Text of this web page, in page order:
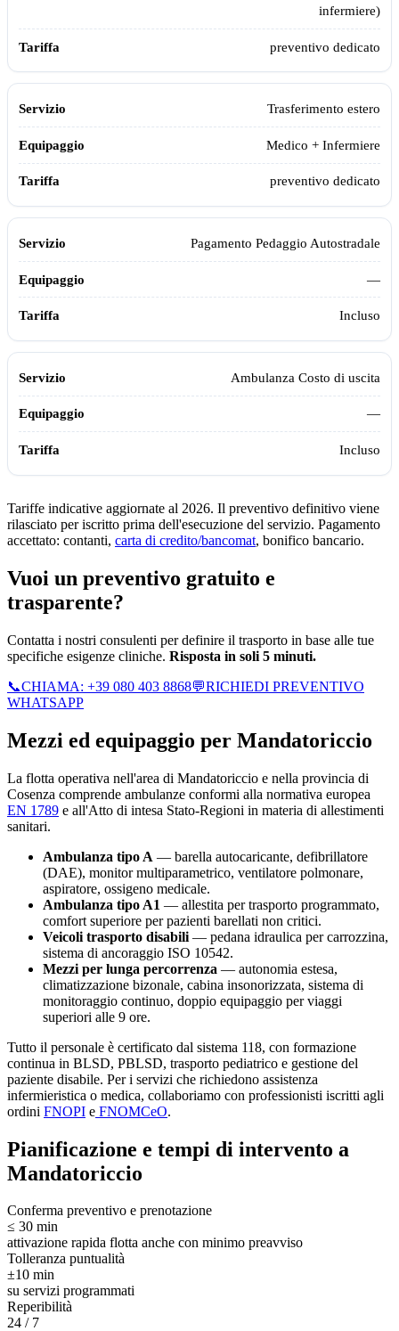
infermiere)
preventivo dedicato
Trasferimento estero
Medico + Infermiere
preventivo dedicato
Pagamento Pedaggio Autostradale
—
Incluso
Ambulanza Costo di uscita
—
Incluso
Tariffe indicative aggiornate al 2026. Il preventivo definitivo viene
rilasciato per iscritto prima dell'esecuzione del servizio. Pagamento
accettato: contanti, carta di credito/bancomat, bonifico bancario.
Vuoi un preventivo gratuito e
trasparente?
Contatta i nostri consulenti per definire il trasporto in base alle tue
specifiche esigenze cliniche. Risposta in soli 5 minuti.
📞CHIAMA: +39 080 403 8868💬RICHIEDI PREVENTIVO
WHATSAPP
Mezzi ed equipaggio per Mandatoriccio
La flotta operativa nell'area di Mandatoriccio e nella provincia di
Cosenza comprende ambulanze conformi alla normativa europea
EN 1789 e all'Atto di intesa Stato-Regioni in materia di allestimenti
sanitari.
Ambulanza tipo A — barella autocaricante, defibrillatore
(DAE), monitor multiparametrico, ventilatore polmonare,
aspiratore, ossigeno medicale.
Ambulanza tipo A1 — allestita per trasporto programmato,
comfort superiore per pazienti barellati non critici.
Veicoli trasporto disabili — pedana idraulica per carrozzina,
sistema di ancoraggio ISO 10542.
Mezzi per lunga percorrenza — autonomia estesa,
climatizzazione bizonale, cabina insonorizzata, sistema di
monitoraggio continuo, doppio equipaggio per viaggi
superiori alle 9 ore.
Tutto il personale è certificato dal sistema 118, con formazione
continua in BLSD, PBLSD, trasporto pediatrico e gestione del
paziente disabile. Per i servizi che richiedono assistenza
infermieristica o medica, collaboriamo con professionisti iscritti agli
ordini FNOPI e FNOMCeO.
Pianificazione e tempi di intervento a
Mandatoriccio
Conferma preventivo e prenotazione
≤ 30 min
attivazione rapida flotta anche con minimo preavviso
Tolleranza puntualità
±10 min
su servizi programmati
Reperibilità
24 / 7